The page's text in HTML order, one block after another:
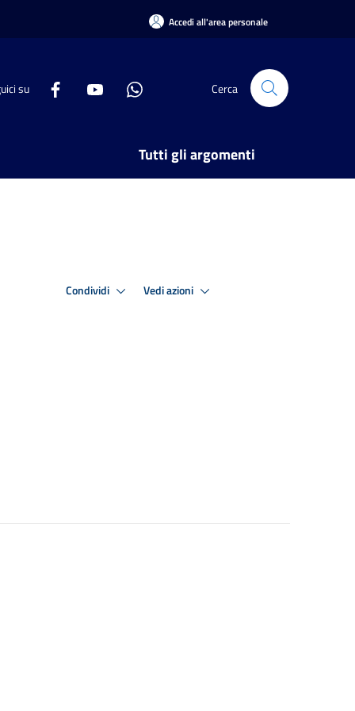
Accedi all'area personale
su Cerca
Tutti gli argomenti
Condividi Vedi azioni